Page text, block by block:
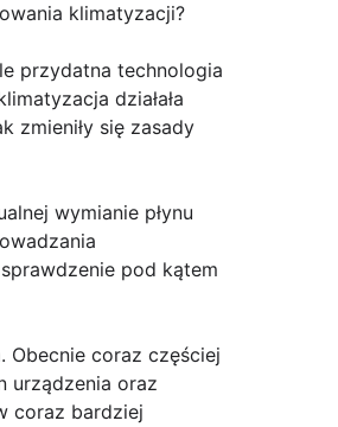
klimatyzacji?
przydatna technologia
działała
zmieniły się zasady
wymianie płynu
pod kątem
Obecnie coraz częściej
urządzenia oraz
coraz bardziej